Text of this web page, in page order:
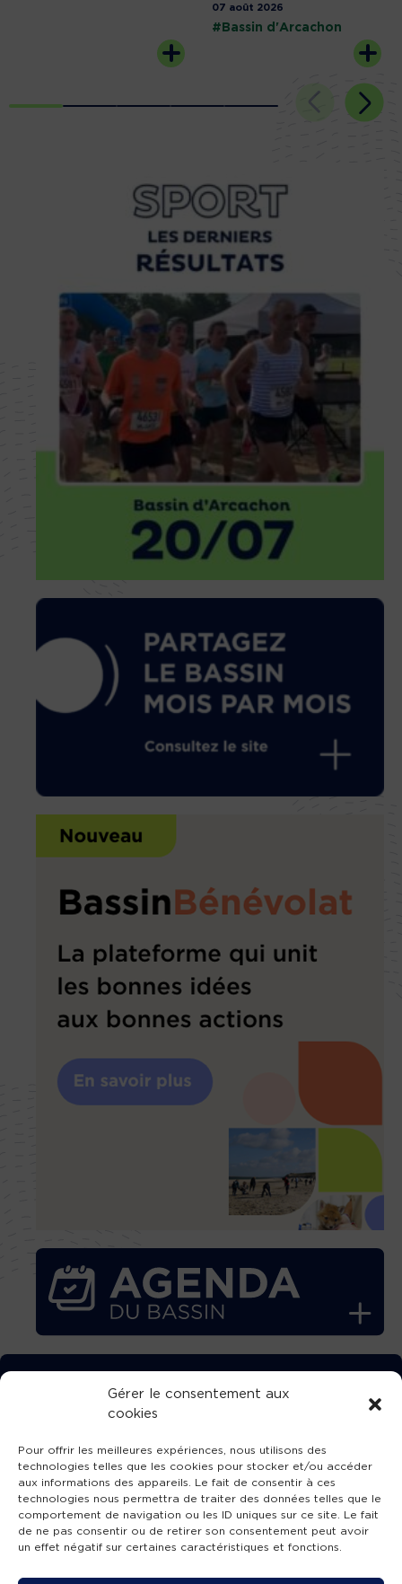
Gérer le consentement aux
cookies
Pour offrir les meilleures expériences, nous utilisons des
technologies telles que les cookies pour stocker et/ou accéder
aux informations des appareils. Le fait de consentir à ces
technologies nous permettra de traiter des données telles que le
comportement de navigation ou les ID uniques sur ce site. Le fait
de ne pas consentir ou de retirer son consentement peut avoir
un effet négatif sur certaines caractéristiques et fonctions.
07 août 2026
#Bassin d'Arcachon
TÉLÉCHARGEZ GRATUITEMENT
L’APPLICATION TVBA !
SUIVEZ-NOUS !